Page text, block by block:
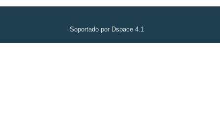
Soportado por Dspace 4.1